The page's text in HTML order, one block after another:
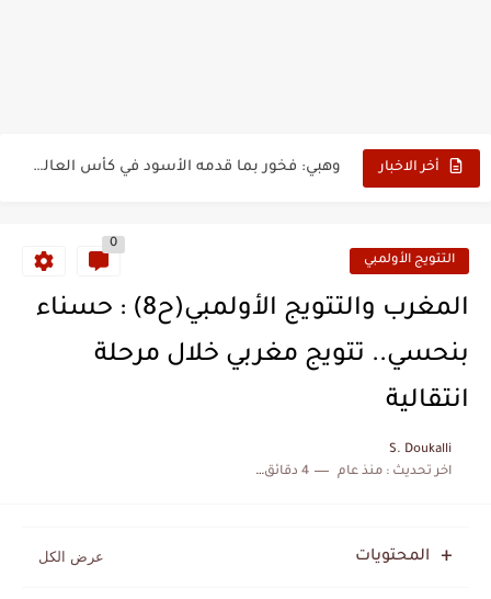
أخر الاخبار هل سيكون جيد حكم نهائي كأس العالم؟
كتاب جديد لدريانكور يفضح أساطير وخزعبلات نظام العسكر ويعيد قراءة...
الحرب الهولندية المغربية (1775-1777)
زيارة الحسن الثاني الى الجزائر سنة 1963
التتويج الأولمبي
0
المغرب والتتويج الأولمبي(ح8) : حسناء
بنحسي.. تتويج مغربي خلال مرحلة
انتقالية
S. Doukalli
اخر تحديث :منذ عام 4 دقائق للقراءة
المحتويات